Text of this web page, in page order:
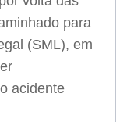
para
(SML), em
acidente